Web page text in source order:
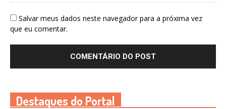
Salvar meus dados neste navegador para a próxima vez
que eu comentar.
Destaques do Portal